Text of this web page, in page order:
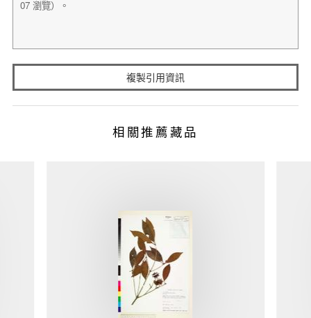
複製引用資訊
相關推薦藏品